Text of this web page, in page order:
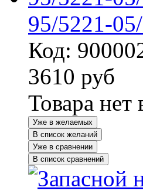
95/5221-
Код:
3610 руб
Товара нет
Уже в желаемых
В список желаний
Уже в сравнении
В список сравнений